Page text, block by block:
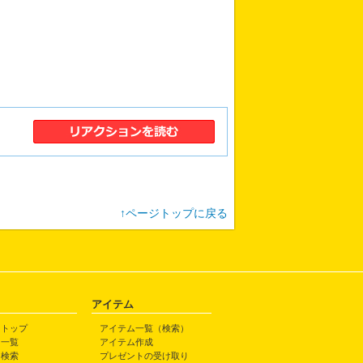
↑ページトップに戻る
ップ
覧
索
アイテム
アイテム一覧（検索）
アイテム作成
プレゼントの受け取り